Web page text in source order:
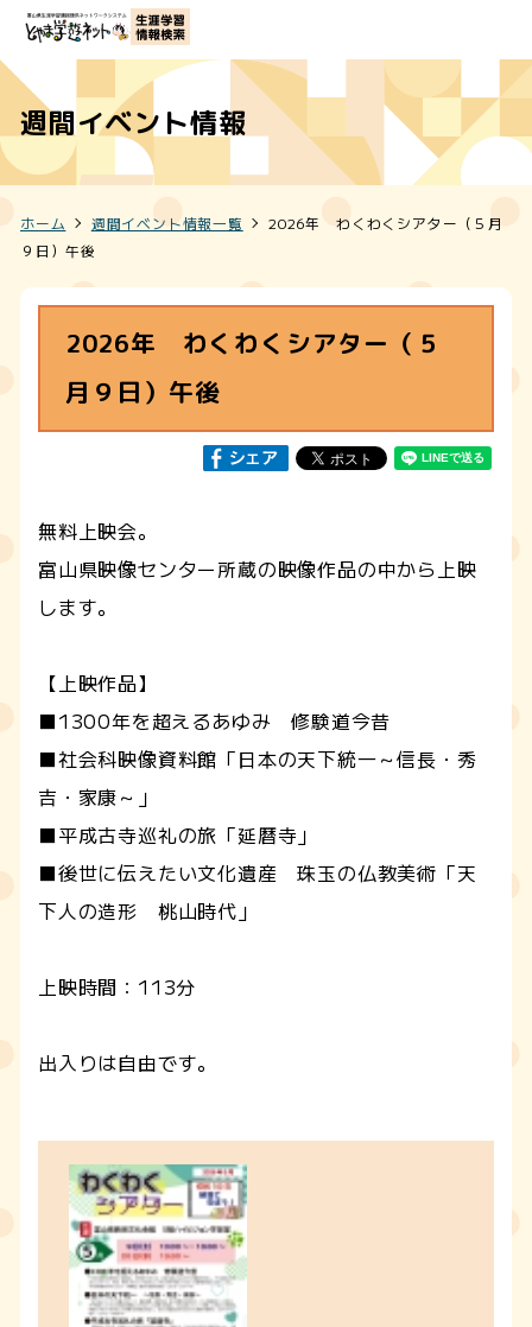
週間イベント情報
ホーム 週間イベント情報一覧
2026年 わくわくシアター（５月
９日）午後
2026年 わくわくシアター（５
月９日）午後
無料上映会。
富山県映像センター所蔵の映像作品の中から上映
します。
【上映作品】
■1300年を超えるあゆみ 修験道今昔
■社会科映像資料館「日本の天下統一～信長・秀
吉・家康～」
■平成古寺巡礼の旅「延暦寺」
■後世に伝えたい文化遺産 珠玉の仏教美術「天
下人の造形 桃山時代」
上映時間：113分
出入りは自由です。